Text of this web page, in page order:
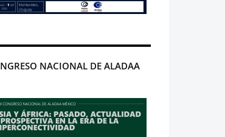
NACIONAL DE ALADAA